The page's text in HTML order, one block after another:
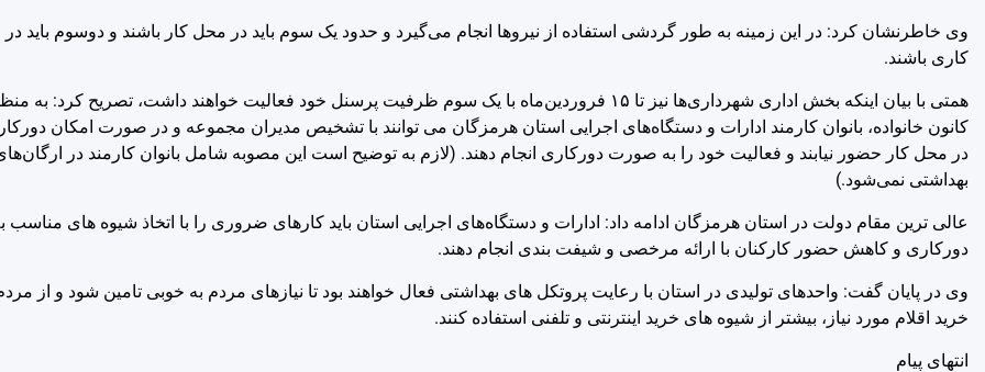
وی خاطرنشان کرد: در این زمینه به طور گردشی استفاده از نیروها انجام می‌گیرد و حدود یک سوم باید در محل کار باشند و دوسوم باید
کاری باشند.
همتی با بیان اینکه بخش اداری شهرداری‌ها نیز تا ۱۵ فروردین‌ماه با یک سوم ظرفیت پرسنل خود فعالیت خواهند داشت، تصریح
در محل کار حضور نیابند و فعالیت خود را به صورت دورکاری انجام دهند. (لازم به توضیح است این مصوبه شامل بانوان کارمند در
بهداشتی نمی‌شود.)
عالی ترین مقام دولت در استان هرمزگان ادامه داد: ادارات و دستگاه‌های اجرایی استان باید کارهای ضروری را با اتخاذ شیوه های مناسب به
دورکاری و کاهش حضور کارکنان با ارائه مرخصی و شیفت بندی انجام دهند.
وی در پایان گفت: واحدهای تولیدی در استان با رعایت پروتکل های بهداشتی فعال خواهند بود تا نیازهای مردم به خوبی تامین شود و از
خرید اقلام مورد نیاز، بیشتر از شیوه های خرید اینترنتی و تلفنی استفاده کنند.
انتهای پیام